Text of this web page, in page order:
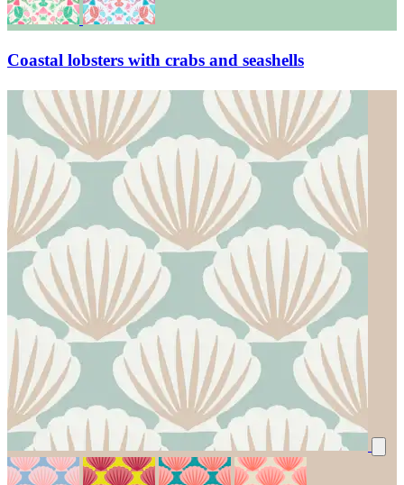
Coastal lobsters with crabs and seashells